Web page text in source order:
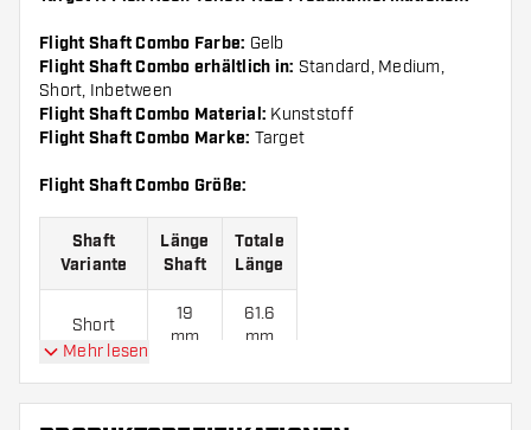
Flight Shaft Combo Farbe: Gelb
Flight Shaft Combo erhältlich in: Standard, Medium,
Short, Inbetween
Flight Shaft Combo Material: Kunststoff
Flight Shaft Combo Marke: Target
Flight Shaft Combo Größe:
Shaft
Variante
Länge
Shaft
Totale
Länge
Short
19
mm
61.6
mm
26
mm
68.6
mm
Mehr lesen